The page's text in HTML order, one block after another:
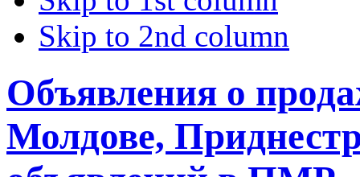
Skip to 2nd column
Объявления о
Молдове,